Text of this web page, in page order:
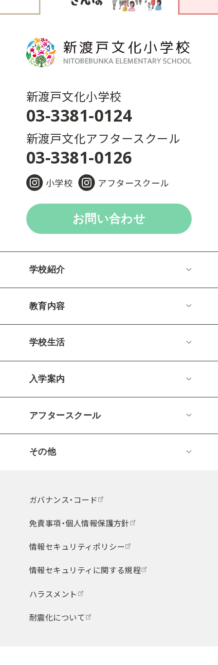
新渡戸文化小学校
03-3381-0124
新渡戸文化アフタースクール
03-3381-0126
小学校 アフタースクール
お問い合わせ
学校紹介
教育内容
学校生活
入学案内
アフタースクール
その他
ガバナンス・コード
免責事項・個人情報保護方針
情報セキュリティポリシー
情報セキュリティに関する規程
ハラスメント
耐震化について